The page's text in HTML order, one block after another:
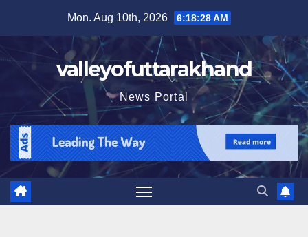
content
Mon. Aug 10th, 2026 6:18:29 AM
valleyofuttarakhand
News Portal